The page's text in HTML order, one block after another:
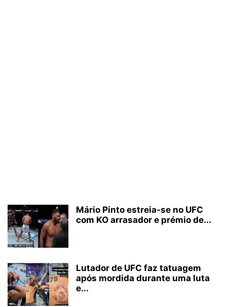
Mário Pinto estreia-se no UFC
com KO arrasador e prémio de...
Lutador de UFC faz tatuagem
após mordida durante uma luta
e...